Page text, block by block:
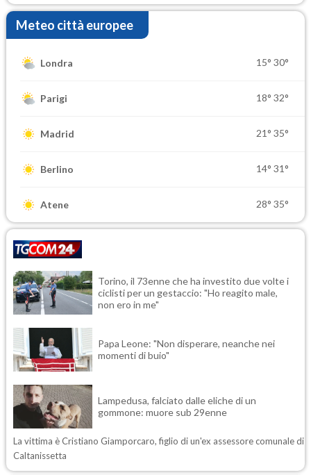
Meteo città europee
Londra 15° 30°
Parigi 18° 32°
Madrid 21° 35°
Berlino 14° 31°
Atene 28° 35°
Torino, il 73enne che ha investito due volte i
ciclisti per un gestaccio: "Ho reagito male,
non ero in me"
Papa Leone: "Non disperare, neanche nei
momenti di buio"
Lampedusa, falciato dalle eliche di un
gommone: muore sub 29enne
La vittima è Cristiano Giamporcaro, figlio di un'ex assessore comunale di
Caltanissetta